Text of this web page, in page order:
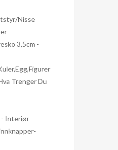
nisse
3,5cm -
Trenger Du
- Interiør